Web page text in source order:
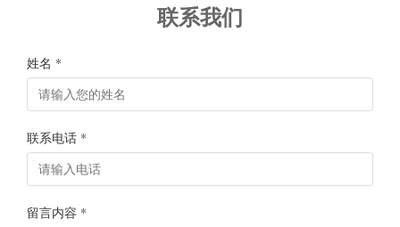
联系我们
姓名 *
联系电话 *
留言内容 *